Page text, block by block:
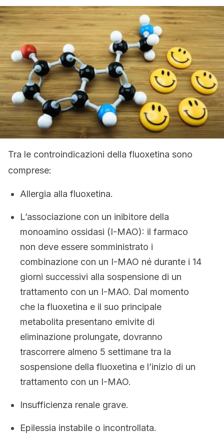
Tra le controindicazioni della fluoxetina sono
comprese:
Allergia alla fluoxetina.
L’associazione con un inibitore della
monoamino ossidasi (I-MAO): il farmaco
non deve essere somministrato i
combinazione con un I-MAO né durante i 14
giorni successivi alla sospensione di un
trattamento con un I-MAO. Dal momento
che la fluoxetina e il suo principale
metabolita presentano emivite di
eliminazione prolungate, dovranno
trascorrere almeno 5 settimane tra la
sospensione della fluoxetina e l’inizio di un
trattamento con un I-MAO.
Insufficienza renale grave.
Epilessia instabile o incontrollata.